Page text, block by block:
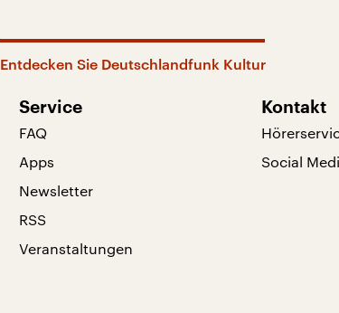
Entdecken Sie Deutschlandfunk Kultur
Service
FAQ
Apps
Newsletter
RSS
Veranstaltungen
Kontakt
Social